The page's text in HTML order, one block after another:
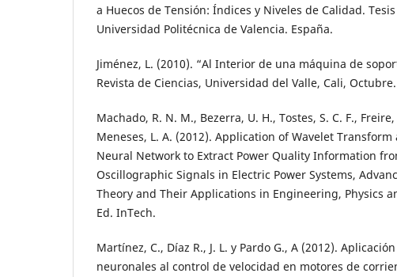
a Huecos de Tensión: Índices y Niveles de Calidad.
Universidad Politécnica de Valencia. España.
Jiménez, L. (2010). “Al Interior de una máquina de
Revista de Ciencias, Universidad del Valle, Cali, Octubre.
Machado, R. N. M., Bezerra, U. H., Tostes, S. C. F., Freire,
Meneses, L. A. (2012). Application of Wavelet
Neural Network to Extract Power Quality Information
Oscillographic Signals in Electric Power Systems,
Theory and Their Applications in Engineering, Physics
Ed. InTech.
Martínez, C., Díaz R., J. L. y Pardo G., A (2012).
neuronales al control de velocidad en motores de